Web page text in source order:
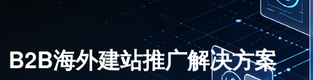
解决方案 AI 视频剪辑社